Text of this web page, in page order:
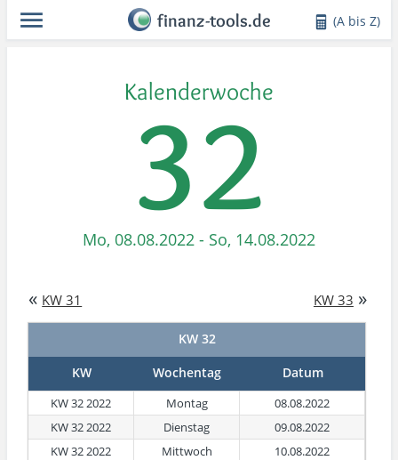
finanz-tools.de (A bis Z)
Kalenderwoche
32
Mo, 08.08.2022 - So, 14.08.2022
« KW 31 KW 33 »
KW 32
KW
Wochentag Datum
KW 32 2022 Montag
08.08.2022
KW 32 2022
Dienstag
09.08.2022
KW 32 2022
Mittwoch
10.08.2022